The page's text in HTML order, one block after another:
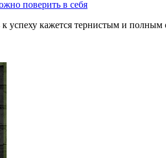
успеху кажется тернистым и полным